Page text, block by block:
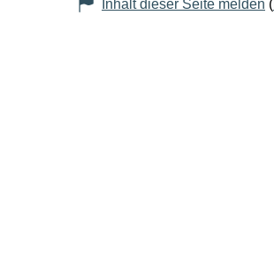
Inhalt dieser Seite melden (